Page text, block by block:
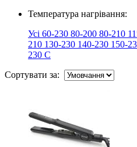
Температура нагрівання:
Усі 60-230 80-200 80-210
210 130-230 140-230 150-
230 С
Сортувати за: